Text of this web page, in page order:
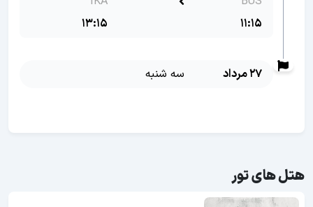
11:15
13:15
27 مرداد سه شنبه
هتل های تور